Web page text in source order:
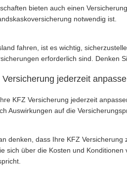
bieten auch einen
notwendig ist.
fahren, ist es wichtig,
erforderlich sind. Denken
jederzeit
KFZ Versicherung jederzeit
Auswirkungen auf die
denken, dass Ihre KFZ
sich über die Kosten und